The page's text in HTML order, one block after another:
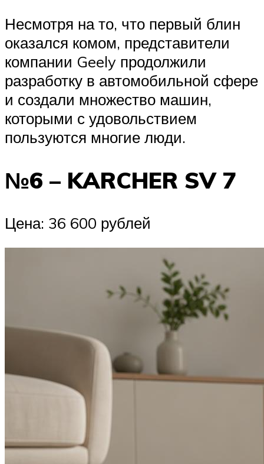
Несмотря на то, что первый блин
оказался комом, представители
компании Geely продолжили
разработку в автомобильной сфере
и создали множество машин,
которыми с удовольствием
пользуются многие люди.
№6 – KARCHER SV 7
Цена: 36 600 рублей